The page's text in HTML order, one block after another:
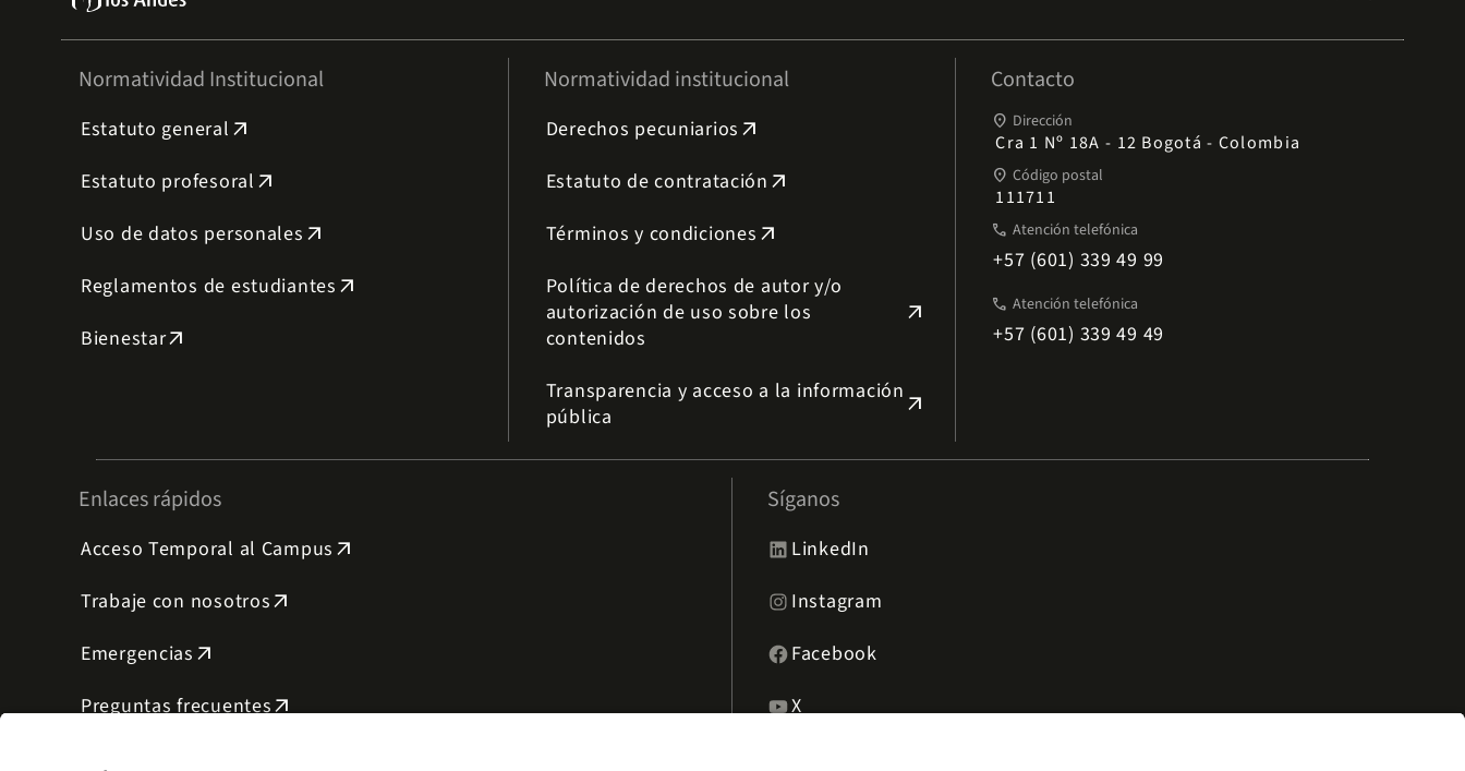
Normatividad Institucional
Estatuto general arrow_outward
Estatuto profesoral arrow_outward
Uso de datos personales arrow_outward
Reglamentos de estudiantes arrow_outward
Bienestararrow_outward
Normatividad institucional
Derechos pecuniarios arrow_outward
Estatuto de contratación arrow_outward
Términos y condiciones arrow_outward
Política de derechos de autor y/o
autorización de uso sobre los
contenidos
arrow_outward
Transparencia y acceso a la información
pública
arrow_outward
Contacto
place Dirección
Cra 1 Nº 18A - 12 Bogotá - Colombia
place Código postal
111711
phone Atención telefónica
+57 (601) 339 49 99
phone Atención telefónica
+57 (601) 339 49 49
Enlaces rápidos
Acceso Temporal al Campus arrow_outward
Trabaje con nosotrosarrow_outward
Emergencias arrow_outward
Preguntas frecuentesarrow_outward
Síganos
LinkedIn
Instagram
Facebook
X